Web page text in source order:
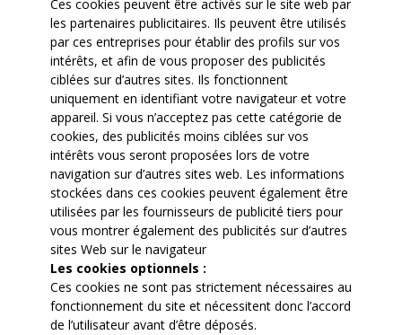
Ces cookies peuvent être activés sur le site web par
les partenaires publicitaires. Ils peuvent être utilisés
par ces entreprises pour établir des profils sur vos
intérêts, et afin de vous proposer des publicités
ciblées sur d’autres sites. Ils fonctionnent
uniquement en identifiant votre navigateur et votre
appareil. Si vous n’acceptez pas cette catégorie de
cookies, des publicités moins ciblées sur vos
intérêts vous seront proposées lors de votre
navigation sur d’autres sites web. Les informations
stockées dans ces cookies peuvent également être
utilisées par les fournisseurs de publicité tiers pour
vous montrer également des publicités sur d’autres
sites Web sur le navigateur
Les cookies optionnels :
Ces cookies ne sont pas strictement nécessaires au
fonctionnement du site et nécessitent donc l’accord
de l’utilisateur avant d’être déposés.